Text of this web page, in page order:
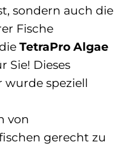
sondern auch die
Fische
TetraPro Algae
Sie! Dieses
speziell
von
gerecht zu